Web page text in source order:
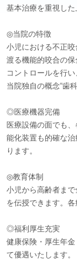
基本治療を重視し
◎当院の特徴
小児における不正
渡る機能的咬合の
コントロールを行
当院独自の概念“歯
◎医療機器完備
医療設備の面でも
能化装置も的確な
ります。
◎教育体制
小児から高齢者ま
を伝授できます。
◎福利厚生充実
健康保険・厚生年
て優遇いたします。